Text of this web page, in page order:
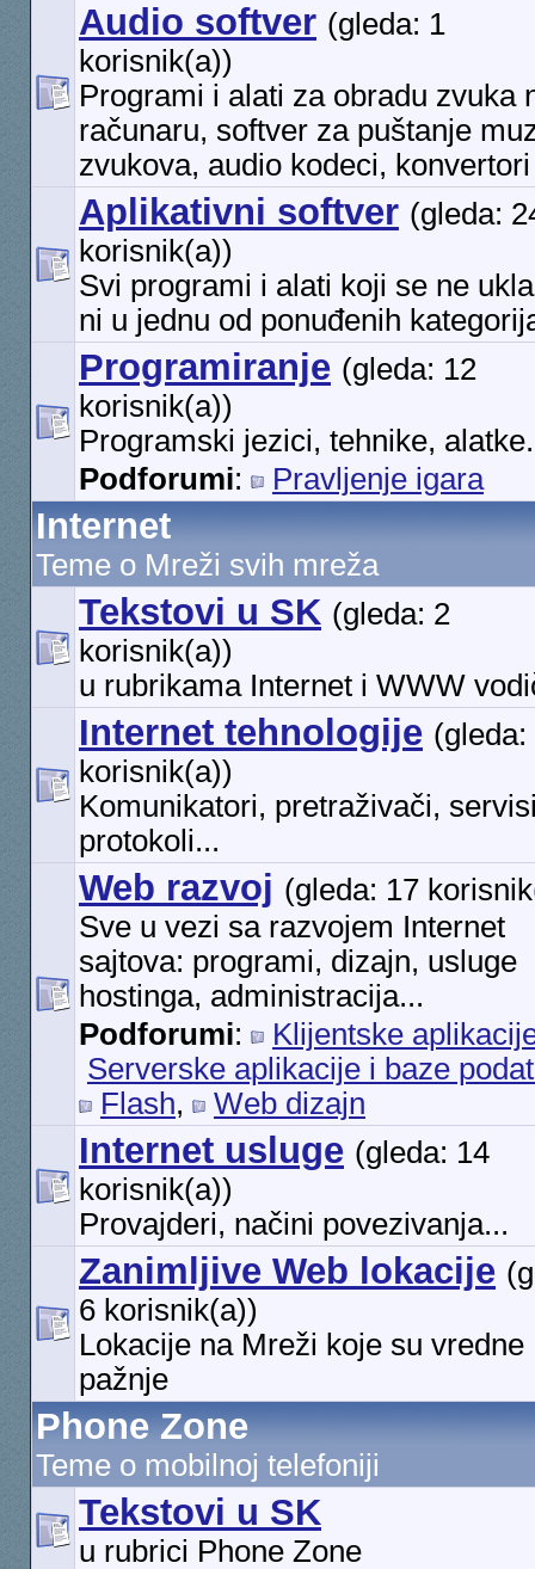
Audio softver (gleda: 1
korisnik(a))
Programi i alati za obradu zvuka
računaru, softver za puštanje
zvukova, audio kodeci, konvertori
Aplikativni softver (gleda:
korisnik(a))
Svi programi i alati koji se ne
ni u jednu od ponuđenih
Programiranje (gleda: 12
korisnik(a))
Programski jezici, tehnike,
Podforumi: Pravljenje igara
Internet
Teme o Mreži svih mreža
Tekstovi u SK (gleda: 2
korisnik(a))
u rubrikama Internet i WWW
Internet tehnologije (gleda:
korisnik(a))
Komunikatori, pretraživači,
protokoli...
Web razvoj (gleda: 17
Sve u vezi sa razvojem Internet
sajtova: programi, dizajn, usluge
hostinga, administracija...
Podforumi:
Klijentske
Serverske aplikacije i baze
Flash, Web dizajn
Internet usluge (gleda: 14
korisnik(a))
Provajderi, načini povezivanja...
Zanimljive Web lokacije
6 korisnik(a))
Lokacije na Mreži koje su vredne
pažnje
Phone Zone
Teme o mobilnoj telefoniji
Tekstovi u SK
u rubrici Phone Zone